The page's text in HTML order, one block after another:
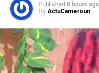
Published 8 hours ago
By ActuCameroun